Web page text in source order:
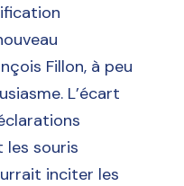
Fillon, à peu
L’écart
souris
inciter les